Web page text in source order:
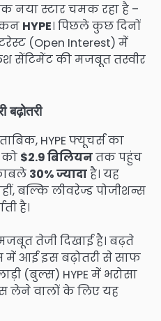
नया स्टार चमक रहा है –
HYPE। पिछले कुछ दिनों
(Open Interest) में
सेंटिमेंट की मजबूत तस्वीर
HYPE फ्यूचर्स का
$2.9 बिलियनतक पहुंच
30% ज्यादाहै। यह
बल्कि लीवरेज्ड पोजीशन्स
है।
तेजी दिखाई है। बढ़ते
में आई इस बढ़ोतरी से साफ
(बुल्स) HYPE में भरोसा
लेने वालों के लिए यह